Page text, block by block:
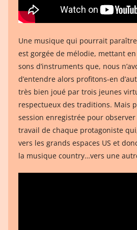
Une musique qui pourrait
est gorgée de mélodie, mettant
sons d’instruments que, nous
d’entendre alors profitons-en
très bien joué par trois jeunes
respectueux des traditions. Mais
session enregistrée pour
travail de chaque protagoniste
vers les grands espaces US et
la musique country…vers une